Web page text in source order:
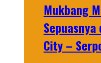
Mukbang
City –